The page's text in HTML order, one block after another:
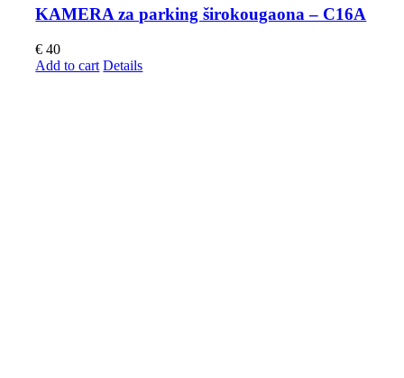
KAMERA za parking širokougaona – C16A
€ 40
Add to cart Details